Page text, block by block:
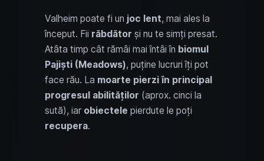
Valheim poate fi un joc lent, mai ales la
început. Fii răbdător și nu te simți presat.
Atâta timp cât rămâi mai întâi în biomul
Pajiști (Meadows), puține lucruri îți pot
face rău. La moarte pierzi în principal
progresul abilităților (aprox. cinci la
sută), iar obiectele pierdute le poți
recupera.